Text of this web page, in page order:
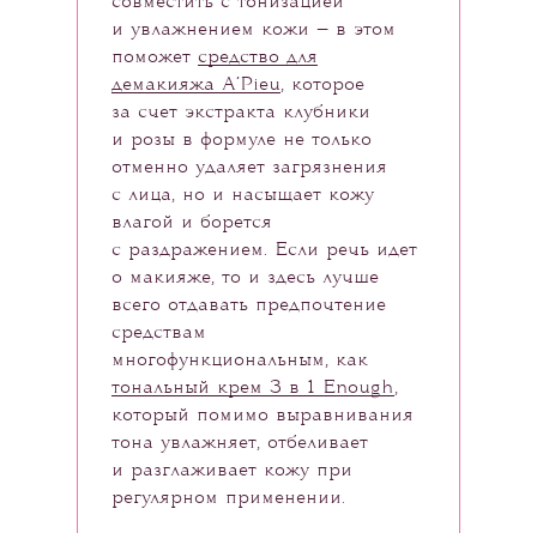
и увлажнением кожи — в этом
поможет средство для
демакияжа A’Pieu, которое
за счет экстракта клубники
и розы в формуле не только
отменно удаляет загрязнения
с лица, но и насыщает кожу
влагой и борется
с раздражением. Если речь идет
о макияже, то и здесь лучше
всего отдавать предпочтение
средствам
многофункциональным, как
тональный крем 3 в 1 Enough,
который помимо выравнивания
тона увлажняет, отбеливает
и разглаживает кожу при
регулярном применении.